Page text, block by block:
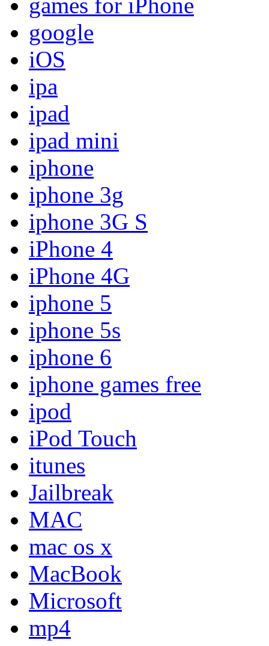
google
iOS
ipa
ipad
ipad mini
iphone
iphone 3g
iphone 3G S
iPhone 4
iPhone 4G
iphone 5
iphone 5s
iphone 6
iphone games free
ipod
iPod Touch
itunes
Jailbreak
MAC
mac os x
MacBook
Microsoft
mp4